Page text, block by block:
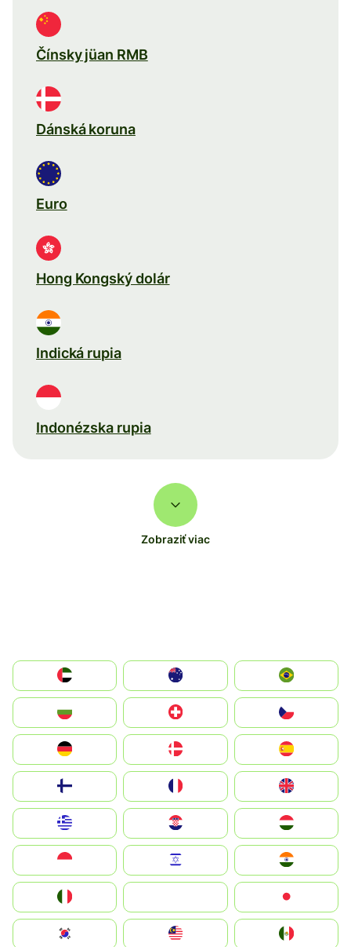
Čínsky jüan RMB
Dánská koruna
Euro
Hong Kongský dolár
Indická rupia
Indonézska rupia
Zobraziť viac
الإمارات العربية المتحدة
Switzerland
Deutschland
United Kingdom
Magyarország
South Korea